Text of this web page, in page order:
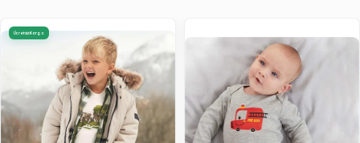
Ücretsiz Kargo